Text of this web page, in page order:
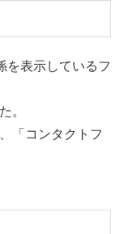
を表示しているフ
。
「コンタクトフ